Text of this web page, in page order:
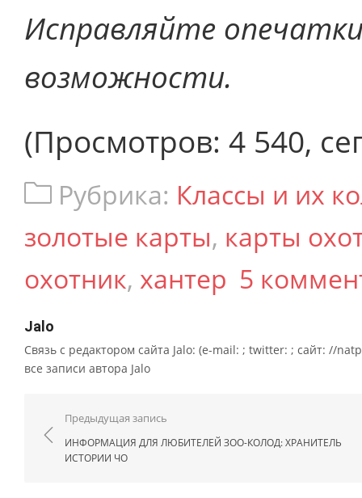
Исправляйте
возможности.
(Просмотров: 4 540,
Рубрика: Классы и их
золотые карты, карты
охотник, хантер 5
Jalo
Связь с редактором сайта Jalo: (e-mail: ; twitter: ; сайт: //
все записи автора Jalo
Навигация по записям
Предыдущая запись
ИНФОРМАЦИЯ ДЛЯ ЛЮБИТЕЛЕЙ ЗОО-КОЛОД: ХРАНИТЕЛЬ
ИСТОРИИ ЧО